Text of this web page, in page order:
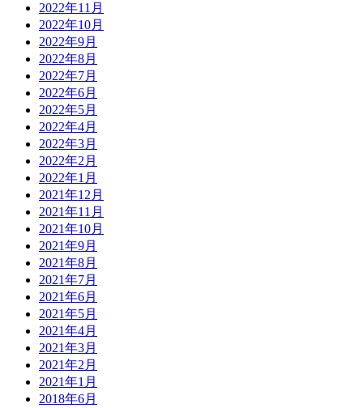
2022年11月
2022年10月
2022年9月
2022年8月
2022年7月
2022年6月
2022年5月
2022年4月
2022年3月
2022年2月
2022年1月
2021年12月
2021年11月
2021年10月
2021年9月
2021年8月
2021年7月
2021年6月
2021年5月
2021年4月
2021年3月
2021年2月
2021年1月
2018年6月